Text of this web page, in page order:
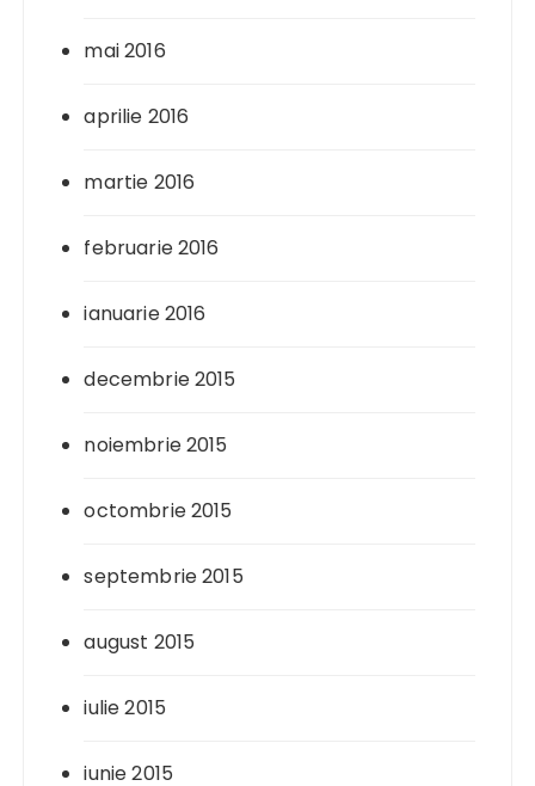
mai 2016
aprilie 2016
martie 2016
februarie 2016
ianuarie 2016
decembrie 2015
noiembrie 2015
octombrie 2015
septembrie 2015
august 2015
iulie 2015
iunie 2015